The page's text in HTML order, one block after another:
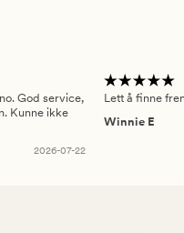
God service,
Kunne ikke
2026-07-22
Lett å finne
Winnie E